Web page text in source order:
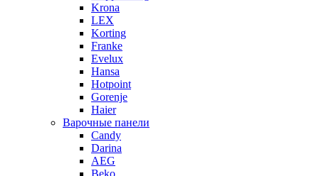
Krona
LEX
Korting
Franke
Evelux
Hansa
Hotpoint
Gorenje
Haier
Варочные панели
Candy
Darina
AEG